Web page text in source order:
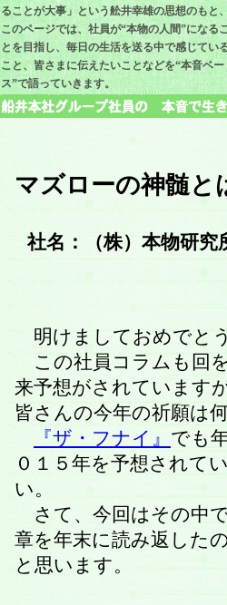
ることが大事」という舩井幸雄の思想のもと
このページでは、社員が“本物の人間”になる
とを目指し、毎日の生活を送る中で感じてい
こと、皆さまに伝えたいことなどを“本音ベー
ス”で語っていきます。
マズローの神髄
社名：（株）本物研
明けましておめでと
この社員コラムも回
来予想がされています
皆さんの今年の祈願は
『ザ・フナイ』 でも
０１５年を予想されて
い。
さて、今回はその中
章を年末に読み返した
と思います。